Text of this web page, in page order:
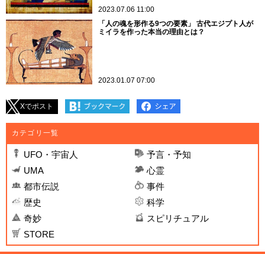
2023.07.06 11:00
「人の魂を形作る9つの要素」 古代エジプト人が
ミイラを作った本当の理由とは？
2023.01.07 07:00
Xでポスト
カテゴリ一覧
UFO・宇宙人
予言・予知
UMA
心霊
都市伝説
事件
歴史
科学
奇妙
スピリチュアル
STORE